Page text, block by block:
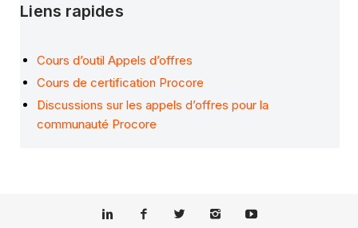
Liens rapides
Cours d’outil Appels d’offres
Cours de certification Procore
Discussions sur les appels d’offres pour la
communauté Procore